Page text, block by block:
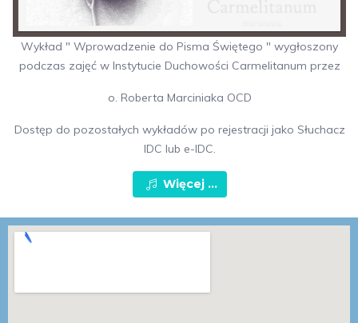
Wykład " Wprowadzenie do Pisma Świętego " wygłoszony
podczas zajęć w Instytucie Duchowości Carmelitanum przez
o. Roberta Marciniaka OCD
Dostęp do pozostałych wykładów po rejestracji jako Słuchacz
IDC lub e-IDC.
Więcej ...